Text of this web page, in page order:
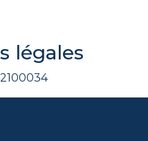
légales